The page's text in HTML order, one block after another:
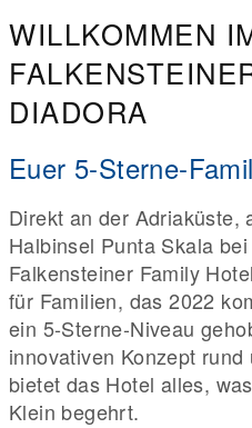
WILLKOMMEN
DIADORA
Euer 5-Sterne-
Direkt an der Adriaküste,
Halbinsel Punta Skala
Falkensteiner Family
für Familien, das 2022
ein 5-Sterne-Niveau
innovativen Konzept
bietet das Hotel alles,
Klein begehrt.